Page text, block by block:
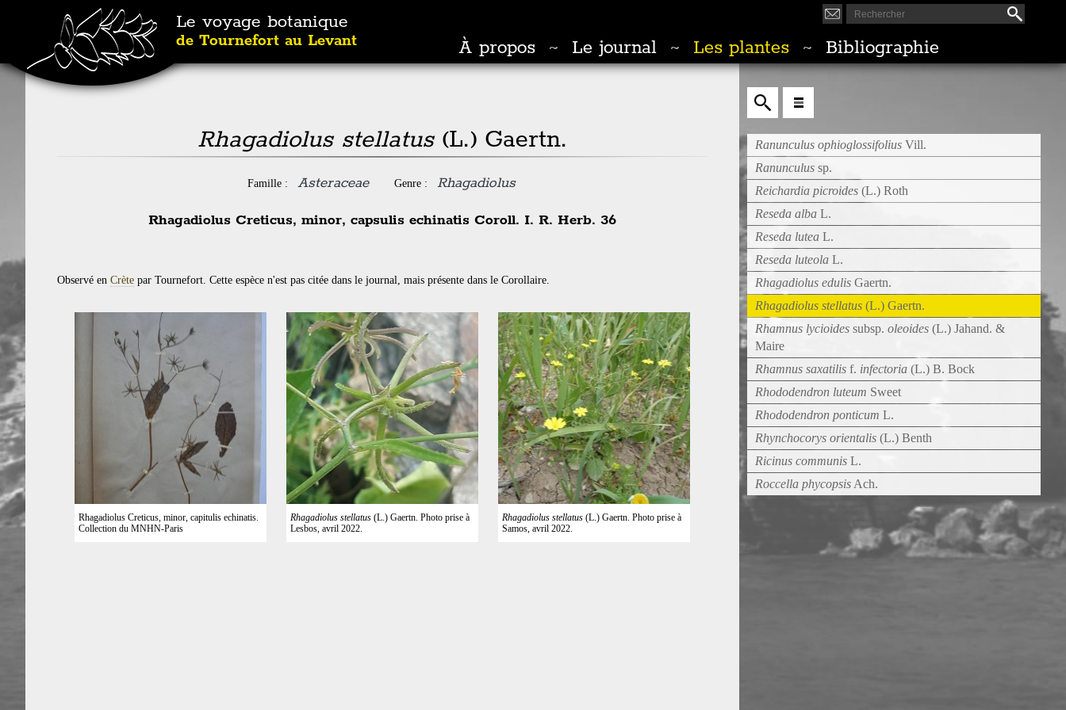
Le voyage botanique
de Tournefort au Levant À propos ~ Le journal ~ Les plantes ~ Bibliographie
Ranunculus ophioglossifolius Vill.
Ranunculus sp.
Reichardia picroides (L.) Roth
Reseda alba L.
Reseda lutea L.
Reseda luteola L.
Rhagadiolus edulis Gaertn.
Rhagadiolus stellatus (L.) Gaertn.
Rhamnus lycioides subsp. oleoides (L.) Jahand. &
Maire
Rhamnus saxatilis f. infectoria (L.) B. Bock
Rhododendron luteum Sweet
Rhododendron ponticum L.
Rhynchocorys orientalis (L.) Benth
Ricinus communis L.
Roccella phycopsis Ach.
Rhagadiolus stellatus(L.) Gaertn.
Famille : Asteraceae Genre : Rhagadiolus
Rhagadiolus Creticus, minor, capsulis echinatis Coroll. I. R. Herb. 36
Observé en Crète par Tournefort. Cette espèce n'est pas citée dans le journal, mais présente dans le Corollaire.
Rhagadiolus Creticus, minor, capitulis echinatis.
Collection du MNHN-Paris
Rhagadiolus stellatus (L.) Gaertn. Photo prise à
Lesbos, avril 2022.
Rhagadiolus stellatus(L.) Gaertn. Photo prise à
Samos, avril 2022.